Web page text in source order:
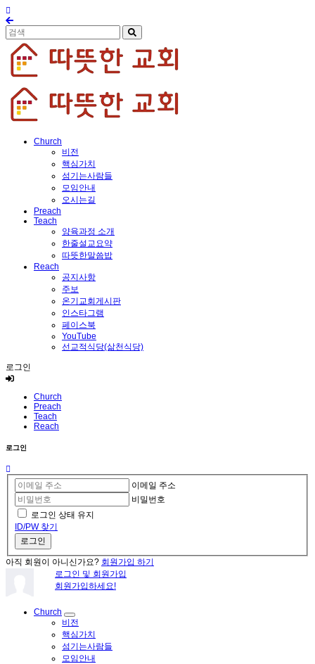
Church
비전
핵심가치
섬기는사람들
모임안내
오시는길
Preach
Teach
양육과정 소개
한줄설교요약
따뜻한말씀밥
Reach
공지사항
주보
온기교회게시판
인스타그램
페이스북
YouTube
선교적식당(삶천식당)
로그인
Church
Preach
Teach
Reach
로그인
이메일 주소
비밀번호
로그인 상태 유지
ID/PW 찾기
로그인
아직 회원이 아니신가요? 회원가입 하기
로그인 및 회원가입
회원가입하세요!
Church
비전
핵심가치
섬기는사람들
모임안내